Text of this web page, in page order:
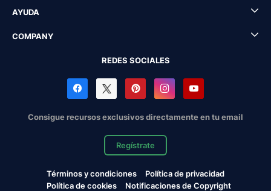
AYUDA
COMPANY
REDES SOCIALES
Consigue recursos exclusivos directamente en tu email
Regístrate
Términos y condiciones
Política de privacidad
Política de cookies
Notificaciones de Copyright